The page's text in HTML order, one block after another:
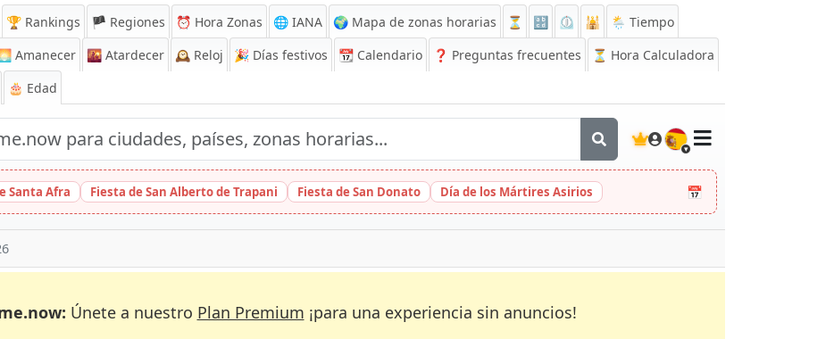
🏆 Rankings 🏴 Regiones ⏰ Hora Zonas 🌐 IANA 🌍 Mapa de zonas horarias ⏳ 🔡 ⏲️ 🕌
🌦️ Tiempo
Amanecer 🌇 Atardecer 🕰️ Reloj 🎉 Días festivos 📆 Calendario ❓ Preguntas frecuentes
⏳ Hora Calculadora
🎂 Edad
🇪🇸
Santa Afra Fiesta de San Alberto de Trapani Fiesta de San Donato Día de los Mártires Asirios 📅
Únete a nuestro Plan Premium ¡para una experiencia sin anuncios!